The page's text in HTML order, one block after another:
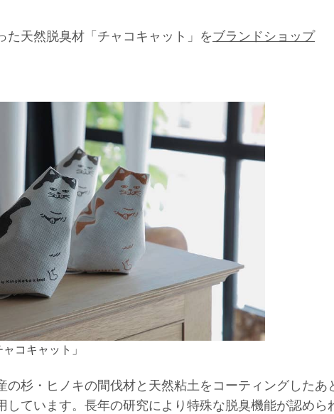
た天然脱臭材「チャコキャット」をブランドショップ
コキャット」
の杉・ヒノキの間伐材と天然粘土をコーティングしたあ
ています。長年の研究により特殊な脱臭機能が認めら